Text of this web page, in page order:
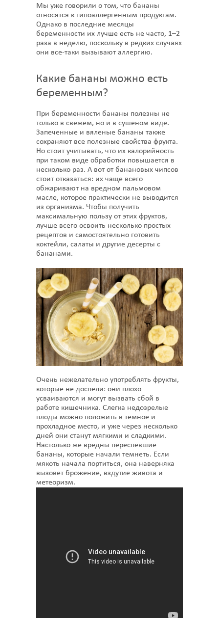
Мы уже говорили о том, что бананы
относятся к гипоаллергенным продуктам.
Однако в последние месяцы
беременности их лучше есть не часто, 1–2
раза в неделю, поскольку в редких случаях
они все-таки вызывают аллергию.
Какие бананы можно есть
беременным?
При беременности бананы полезны не
только в свежем, но и в сушеном виде.
Запеченные и вяленые бананы также
сохраняют все полезные свойства фрукта.
Но стоит учитывать, что их калорийность
при таком виде обработки повышается в
несколько раз. А вот от банановых чипсов
стоит отказаться: их чаще всего
обжаривают на вредном пальмовом
масле, которое практически не выводится
из организма. Чтобы получить
максимальную пользу от этих фруктов,
лучше всего освоить несколько простых
рецептов и самостоятельно готовить
коктейли, салаты и другие десерты с
бананами.
Очень нежелательно употреблять фрукты,
которые не доспели: они плохо
усваиваются и могут вызвать сбой в
работе кишечника. Слегка недозрелые
плоды можно положить в темное и
прохладное место, и уже через несколько
дней они станут мягкими и сладкими.
Настолько же вредны переспевшие
бананы, которые начали темнеть. Если
мякоть начала портиться, она наверняка
вызовет брожение, вздутие живота и
метеоризм.